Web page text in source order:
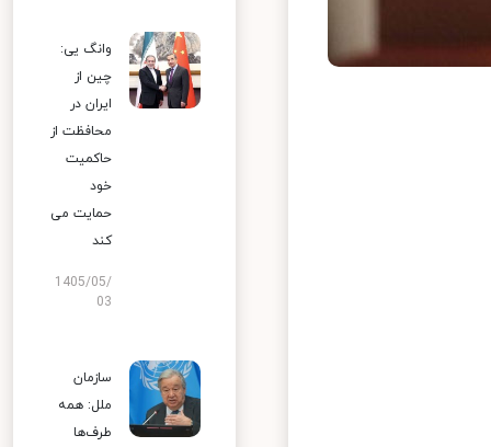
وانگ یی:
چین از
ایران در
محافظت از
حاکمیت
خود
حمایت می
کند
1405/05/
03
سازمان
ملل: همه
طرف‌ها